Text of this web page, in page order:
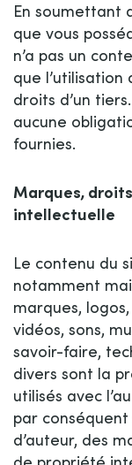
En soumettant
que vous
n’a pas un
que l’utilisation
droits d’un
aucune
fournies.
Marques,
intellectuelle
Le contenu du
notamment
marques,
vidéos, sons,
savoir-faire,
divers sont la
utilisés avec
par
d’auteur, des